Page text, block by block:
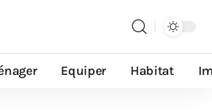
Equiper Habitat